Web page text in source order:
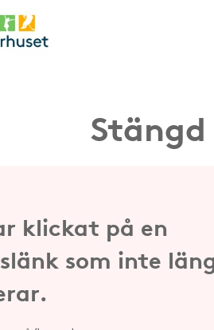
klickat på en
som inte